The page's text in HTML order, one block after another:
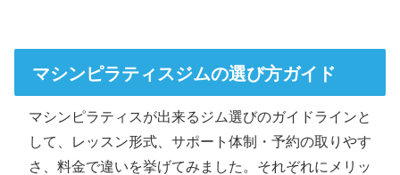
マシンピラティスジムの選び方ガイド
マシンピラティスが出来るジム選びのガイドラインと
して、レッスン形式、サポート体制・予約の取りやす
さ、料金で違いを挙げてみました。それぞれにメリッ